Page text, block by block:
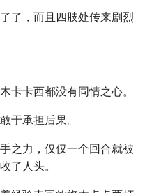
了，而且四肢处传来剧烈
卡卡西都没有同情之心。
于承担后果。
之力，仅仅一个回合就被
了人头。